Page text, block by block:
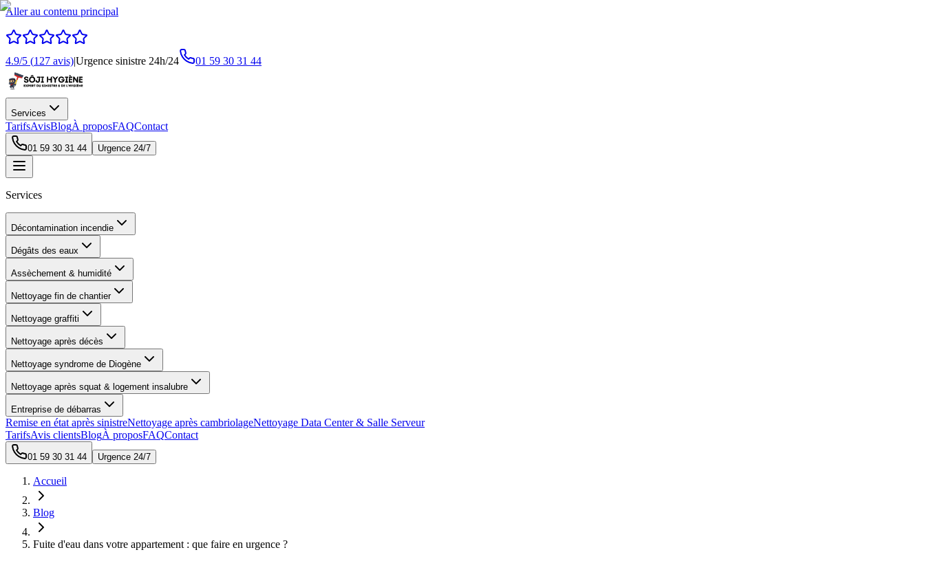
Aller au contenu principal
4.9/5 (127 avis)|Urgence sinistre 24h/24 01 59 30 31 44
Services
TarifsAvisBlogÀ proposFAQContact
01 59 30 31 44 Urgence 24/7
Services
Décontamination incendie
Dégâts des eaux
Assèchement & humidité
Nettoyage fin de chantier
Nettoyage graffiti
Nettoyage après décès
Nettoyage syndrome de Diogène
Nettoyage après squat & logement insalubre
Entreprise de débarras
Remise en état après sinistreNettoyage après cambriolageNettoyage Data Center & Salle Serveur
TarifsAvis clientsBlogÀ proposFAQContact
01 59 30 31 44 Urgence 24/7
Accueil
Blog
Fuite d'eau dans votre appartement : que faire en urgence ?